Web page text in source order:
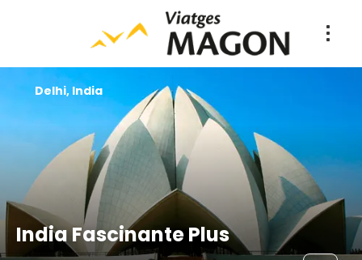
India Fascinante Plus
Delhi, India